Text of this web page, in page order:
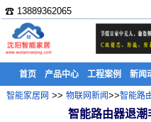
☎ 13889362065
首页 产品中心 工程案例 新闻
智能家居网 >> 物联网新闻>>智能路
智能路由器退潮